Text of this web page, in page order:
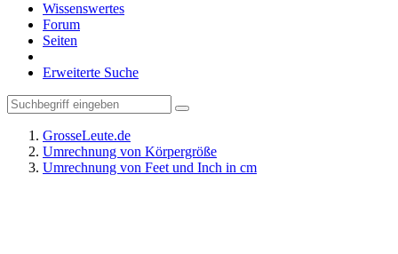
Wissenswertes
Forum
Seiten
Erweiterte Suche
GrosseLeute.de
Umrechnung von Körpergröße
Umrechnung von Feet und Inch in cm